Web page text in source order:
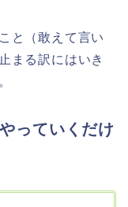
と（敢えて言い
まる訳にはいき
っていくだけ